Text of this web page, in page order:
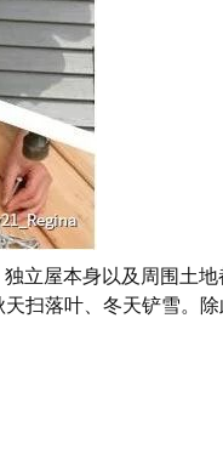
屋本身以及周围土
扫落叶、冬天铲雪。除